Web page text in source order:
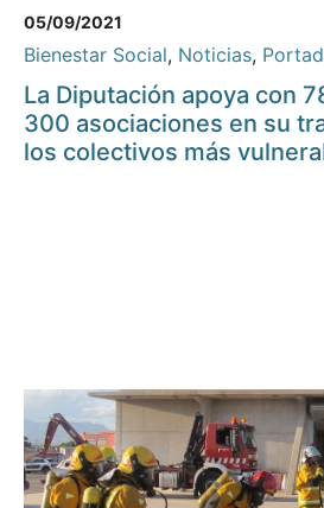
05/09/2021
Bienestar Social, Noticias,
La Diputación apoya con
300 asociaciones en su
los colectivos más